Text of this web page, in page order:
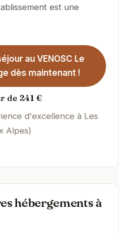
est une
au VENOSC Le
dès maintenant !
de 241 €
d'excellence à Les
Alpes)
hébergements à